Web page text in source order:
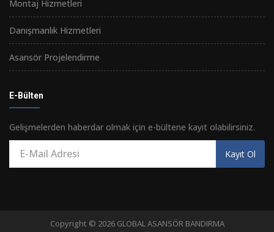
Montaj Hizmetleri
Danışmanlık Hizmetleri
Asansör Projelendirme
E-Bülten
Gelişmelerden haberdar olmak için e-bültene kayıt olabilirsiniz.
Kayıt Ol
Copyright © 2026 GLOBAL ASANSÖR BANDIRMA